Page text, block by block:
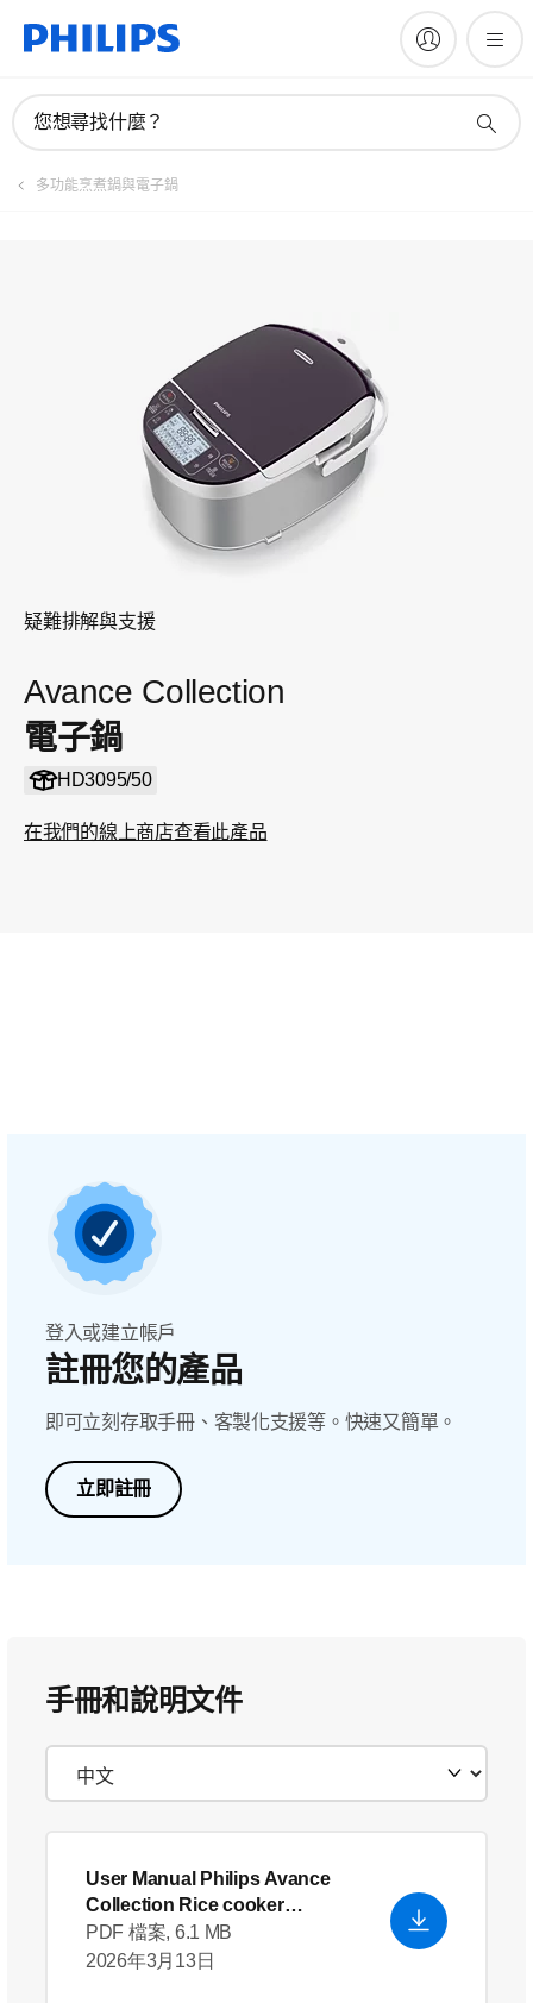
您想尋找什麼？
多功能烹煮鍋與電子鍋
疑難排解與支援
Avance Collection
電子鍋
HD3095/50
在我們的線上商店查看此產品
註冊產品
登入或建立帳戶
註冊您的產品
即可立刻存取手冊、客製化支援等。快速又簡單。
立即註冊
手冊和說明文件
User Manual Philips Avance
Collection Rice cooker
HD3095_50 - English (US)
PDF 檔案, 6.1 MB
2026年3月13日